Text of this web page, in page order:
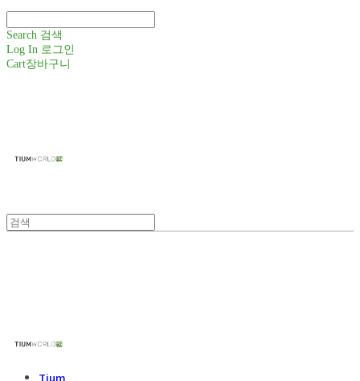
Search 검색
Log In 로그인
Cart장바구니
Tium